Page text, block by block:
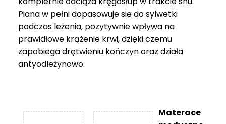
Piana w pełni dopasowuje się do sylwetki
podczas leżenia, pozytywnie wpływa na
prawidłowe krążenie krwi, dzięki czemu
zapobiega drętwieniu kończyn oraz działa
antyodleżynowo.
Materace